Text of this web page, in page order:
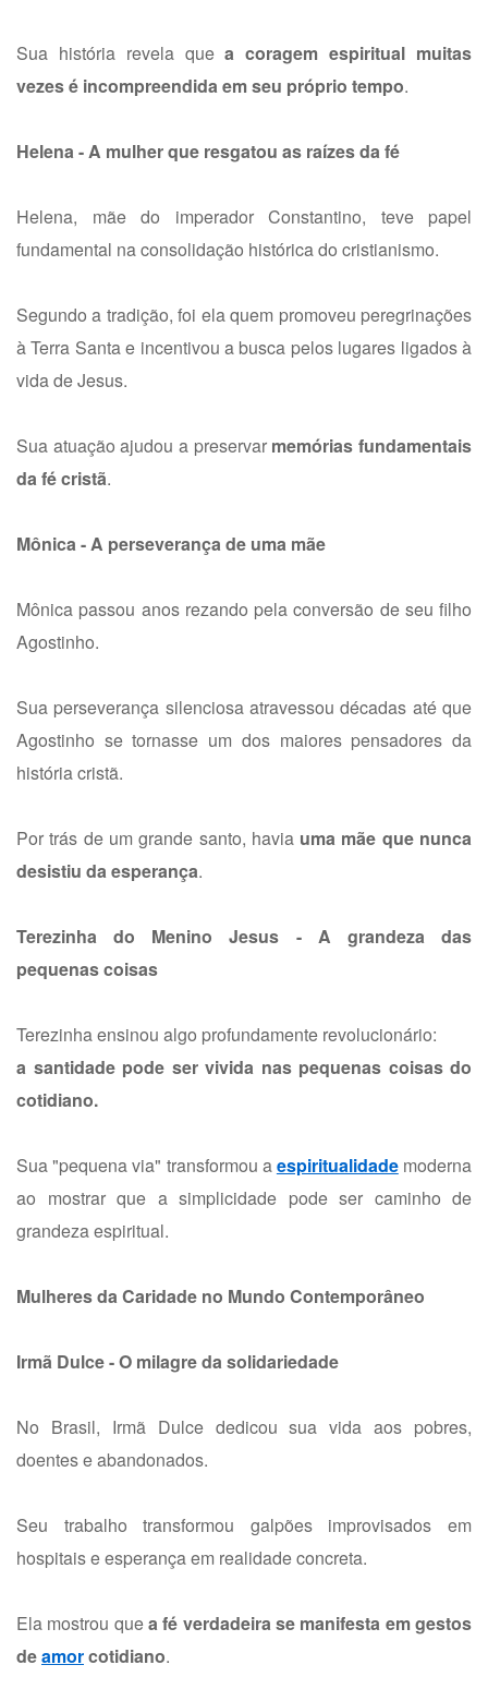
Sua história revela quea coragem espiritual muitas
vezes é incompreendida em seu próprio tempo.
Helena - A mulher que resgatou as raízes da fé
Helena, mãe do imperador Constantino, teve papel
fundamental na consolidação histórica do cristianismo.
Segundo a tradição, foi ela quem promoveu peregrinações
à Terra Santa e incentivou a busca pelos lugares ligados à
vida de Jesus.
Sua atuação ajudou a preservar memórias fundamentais
da fé cristã.
Mônica - A perseverança de uma mãe
Mônica passou anos rezando pela conversão de seu filho
Agostinho.
Sua perseverança silenciosa atravessou décadas até que
Agostinho se tornasse um dos maiores pensadores da
história cristã.
Por trás de um grande santo, havia uma mãe que nunca
desistiu da esperança.
Terezinha do Menino Jesus - A grandeza das
pequenas coisas
Terezinha ensinou algo profundamente revolucionário:
a santidade pode ser vivida nas pequenas coisas do
cotidiano.
Sua "pequena via" transformou aespiritualidademoderna
ao mostrar que a simplicidade pode ser caminho de
grandeza espiritual.
Mulheres da Caridade no Mundo Contemporâneo
Irmã Dulce - O milagre da solidariedade
No Brasil, Irmã Dulce dedicou sua vida aos pobres,
doentes e abandonados.
Seu trabalho transformou galpões improvisados em
hospitais e esperança em realidade concreta.
Ela mostrou quea fé verdadeira se manifesta em gestos
deamorcotidiano.